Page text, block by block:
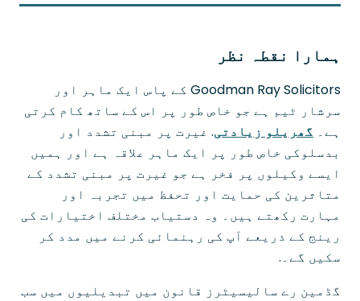
ہمارا نقطہ نظر
Goodman Ray Solicitors کے پاس ایک ماہر اور
سرشار ٹیم ہے جو خاص طور پر اس کے ساتھ کام کرتی
ہے۔ گھریلو زیادتی. غیرت پر مبنی تشدد اور
بدسلوکی خاص طور پر ایک ماہر علاقہ ہے اور ہمیں
ایسے وکیلوں پر فخر ہے جو غیرت پر مبنی تشدد کے
متاثرین کی حمایت اور تحفظ میں تجربہ اور
مہارت رکھتے ہیں۔ وہ دستیاب مختلف اختیارات کی
رینج کے ذریعے آپ کی رہنمائی کرنے میں مدد کر
سکیں گے۔.
گڈمین رے سالیسیٹرز قانون میں تبدیلیوں میں سب